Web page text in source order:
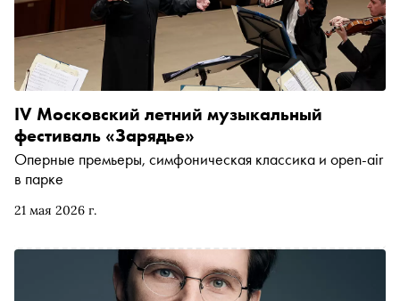
21 мая 2026 г.
IV Московский летний музыкальный
фестиваль «Зарядье»
Оперные премьеры, симфоническая классика и open-air
в парке